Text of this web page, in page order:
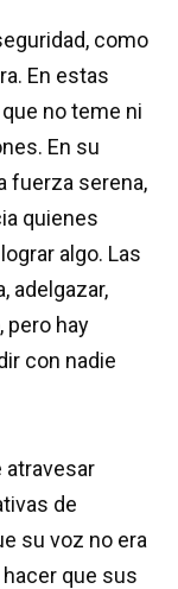
como
En estas
no teme ni
En su
fuerza serena,
quienes
algo. Las
adelgazar,
pero hay
con nadie
atravesar
de
su voz no era
que sus